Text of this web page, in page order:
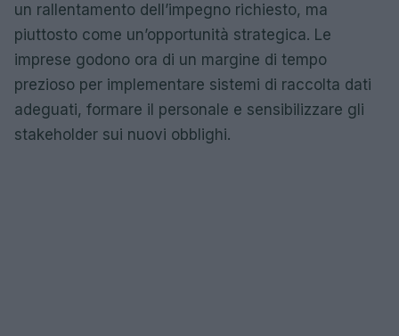
un rallentamento dell’impegno richiesto, ma
piuttosto come un’opportunità strategica. Le
imprese godono ora di un margine di tempo
prezioso per implementare sistemi di raccolta dati
adeguati, formare il personale e sensibilizzare gli
stakeholder sui nuovi obblighi.